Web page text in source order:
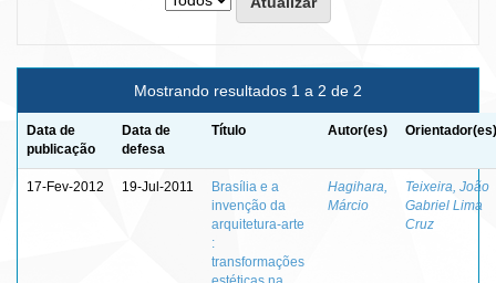
Mostrando resultados 1 a 2 de 2
Data de
publicação
Data de
defesa
Título Autor(es) Orientador(es)
17-Fev-2012 19-Jul-2011
Brasília e a
invenção da
arquitetura-arte
:
transformações
Hagihara,
Márcio
Teixeira, João
Gabriel Lima
Cruz